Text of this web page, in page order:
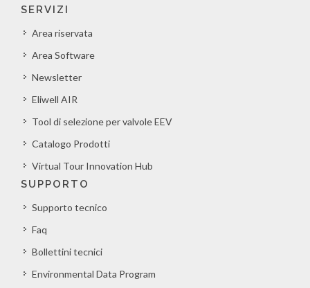
SERVIZI
Area riservata
Area Software
Newsletter
Eliwell AIR
Tool di selezione per valvole EEV
Catalogo Prodotti
Virtual Tour Innovation Hub
SUPPORTO
Supporto tecnico
Faq
Bollettini tecnici
Environmental Data Program